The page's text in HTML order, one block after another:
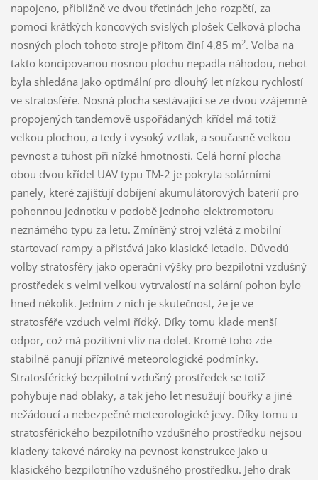
napojeno, přibližně ve dvou třetinách jeho rozpětí, za
pomoci krátkých koncových svislých plošek Celková plocha
nosných ploch tohoto stroje přitom činí 4,85 m2. Volba na
takto koncipovanou nosnou plochu nepadla náhodou, neboť
byla shledána jako optimální pro dlouhý let nízkou rychlostí
ve stratosféře. Nosná plocha sestávající se ze dvou vzájemně
propojených tandemově uspořádaných křídel má totiž
velkou plochou, a tedy i vysoký vztlak, a současně velkou
pevnost a tuhost při nízké hmotnosti. Celá horní plocha
obou dvou křídel UAV typu TM-2 je pokryta solárními
panely, které zajišťují dobíjení akumulátorových baterií pro
pohonnou jednotku v podobě jednoho elektromotoru
neznámého typu za letu. Zmíněný stroj vzlétá z mobilní
startovací rampy a přistává jako klasické letadlo. Důvodů
volby stratosféry jako operační výšky pro bezpilotní vzdušný
prostředek s velmi velkou vytrvalostí na solární pohon bylo
hned několik. Jedním z nich je skutečnost, že je ve
stratosféře vzduch velmi řídký. Díky tomu klade menší
odpor, což má pozitivní vliv na dolet. Kromě toho zde
stabilně panují příznivé meteorologické podmínky.
Stratosférický bezpilotní vzdušný prostředek se totiž
pohybuje nad oblaky, a tak jeho let nesužují bouřky a jiné
nežádoucí a nebezpečné meteorologické jevy. Díky tomu u
stratosférického bezpilotního vzdušného prostředku nejsou
kladeny takové nároky na pevnost konstrukce jako u
klasického bezpilotního vzdušného prostředku. Jeho drak